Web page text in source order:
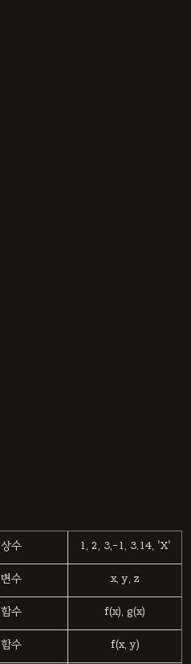
상수 1, 2, 3,-1, 3.14, 'X'
변수 x, y, z
함수 f(x), g(x)
함수 f(x, y)